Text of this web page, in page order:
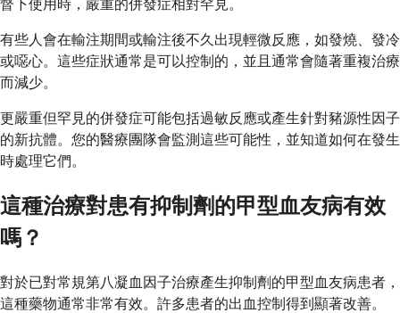
督下使用時，嚴重的併發症相對罕見。
有些人會在輸注期間或輸注後不久出現輕微反應，如發燒、發冷
或噁心。這些症狀通常是可以控制的，並且通常會隨著重複治療
而減少。
更嚴重但罕見的併發症可能包括過敏反應或產生針對豬源性因子
的新抗體。您的醫療團隊會監測這些可能性，並知道如何在發生
時處理它們。
這種治療對患有抑制劑的甲型血友病有效
嗎？
對於已對常規第八凝血因子治療產生抑制劑的甲型血友病患者，
這種藥物通常非常有效。許多患者的出血控制得到顯著改善。